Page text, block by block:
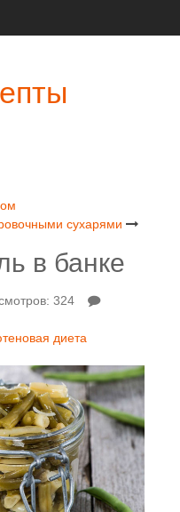
сухарями
в банке
324
диета